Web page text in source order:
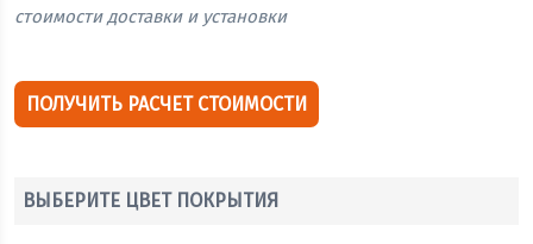
стоимости доставки и установки
ПОЛУЧИТЬ РАСЧЕТ СТОИМОСТИ
ВЫБЕРИТЕ ЦВЕТ ПОКРЫТИЯ